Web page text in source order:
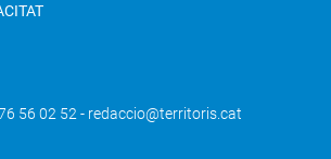
56 02 52 - redaccio@territoris.cat